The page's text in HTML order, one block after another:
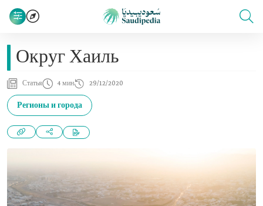
Округ Хаиль
Статья 4 мин 29/12/2020
Регионы и города